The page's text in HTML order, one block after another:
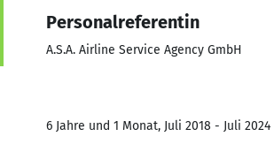
Personalreferentin
A.S.A. Airline Service Agency GmbH
6 Jahre und 1 Monat, Juli 2018 - Juli 2024